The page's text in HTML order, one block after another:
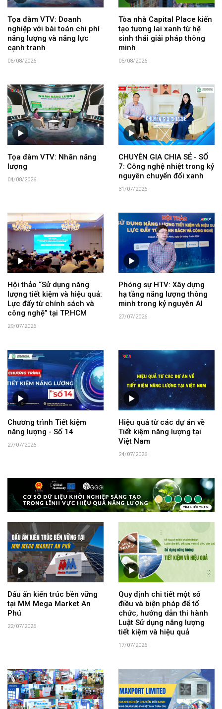
Tọa đàm VTV: Doanh
nghiệp với bài toán chi phí
năng lượng và năng lực
cạnh tranh
06/08/2026
Tòa nhà Capital Place kiến
tạo tương lai xanh từ hệ
sinh thái giải pháp thông
minh
05/08/2026
Tọa đàm VTV: Nhãn năng
lượng
04/08/2026
CHUYÊN GIA CHIA SẺ - SỐ
7: Công nghệ nhiệt trong kỷ
nguyên chuyển đổi xanh
31/07/2026
Hội thảo “Sử dụng năng
lượng tiết kiệm và hiệu quả:
Lực đẩy từ chính sách và
công nghệ” tại TP.HCM
29/07/2026
Phóng sự HTV: Xây dựng
hạ tầng năng lượng thông
minh trong kỷ nguyên AI
27/07/2026
Chương trình Tiết kiệm
năng lượng - Số 14
27/07/2026
Hiệu quả từ các dự án về
Tiết kiệm năng lượng tại
Việt Nam
24/07/2026
Dấu ấn kiến trúc bền vững
tại MM Mega Market An
Phú
22/07/2026
Quy định chi tiết một số
điều và biện pháp để tổ
chức, hướng dẫn thi hành
Luật Sử dụng năng lượng
tiết kiệm và hiệu quả
17/07/2026